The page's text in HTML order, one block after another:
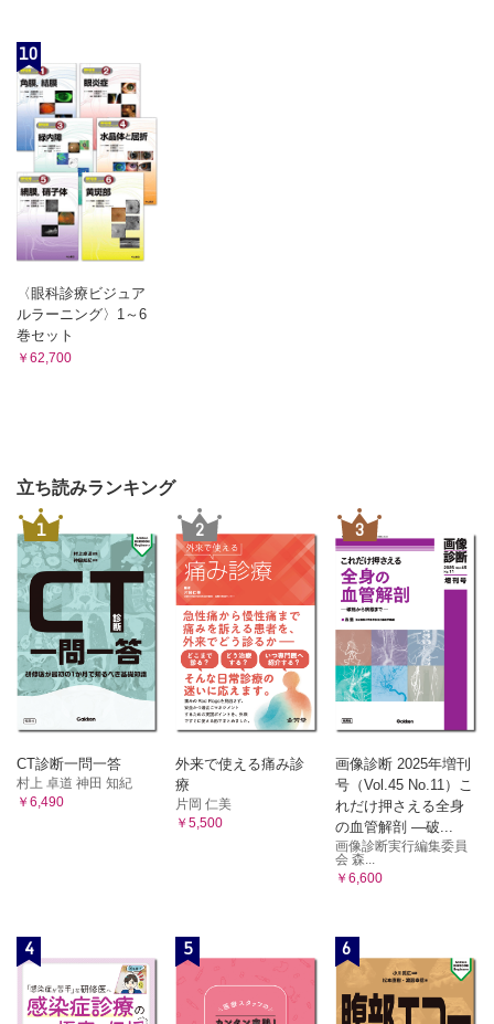
の調節
13 栄養と代謝
①生体に必要な栄養素/②エネルギー代謝/③栄養素の代謝/④食物と栄
養
14 消化と吸収
①消化器系の構成とはたらき/②食物の消化と吸収/③各栄養素の消化
と吸収
15 体温とその調節
①体温/②熱産生/③熱放散/④体温調節/⑤気候順化/⑥発熱とうつ熱
16 高齢者の生理学的特徴・変化
①細胞・組織の加齢現象/②高齢者の生理学的特徴/③運動と加齢
①成長に伴うからだや運動能力の発達/②競技者の生理学的特徴・変
化
④診療報酬制度
4 柔道整復師業務における療養費
①医療費/②柔道整復療養費
4 倫理・患者の権利
1 医療従事者の職業倫理
2 医療の倫理原則
3 患者とのコミュニケーション
①診断へのプロセス
4 患者の権利
①基本的人権/②患者の権利（リスボン宣言）/③選択の自由
自己決定権/④患者への説明と同意/⑤個人情報の保護
①骨格系/②筋系
①総論/②心臓/③心脈管系/④リンパ系
4 内臓系
①消化器系/②呼吸器系/③泌尿器系/④生殖器系
5 内分泌系
①内分泌系
6 神経系
①神経系の基礎/②脳/③脊髄/④末梢神経
7 感覚器系
①外皮/②視覚器/③平行聴覚器/④味覚器/⑤嗅覚器
1 生理学とは
①細胞の構造と機能/②組織・器官と生体の機能系/③生体の
恒常性と統合機能/
①神経信号の伝達/②神経系の構成/③脳の高次機能障害/④内
臓機能の調節
4 運動の生理
①運動神経と運動単位/②脊髄による反射と調節/③脳幹によ
10
〈眼科診療ビジュア
ルラーニング〉1～6
巻セット
￥62,700
立ち読みランキング
1
CT診断一問一答
村上 卓道 神田 知紀
￥6,490
2
外来で使える痛み診
療
片岡 仁美
￥5,500
3
画像診断 2025年増刊
号（Vol.45 No.11）こ
れだけ押さえる全身
の血管解剖 ―破...
画像診断実行編集委員
会 森...
￥6,600
4 5 6